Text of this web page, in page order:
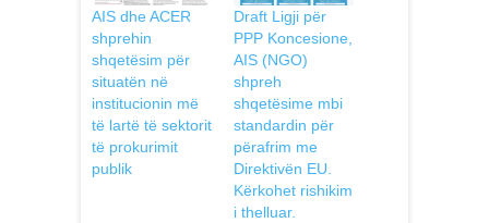
AIS dhe ACER
shprehin
shqetësim për
situatën në
institucionin më
të lartë të sektorit
të prokurimit
publik
Draft Ligji për
PPP Koncesione,
AIS (NGO)
shpreh
shqetësime mbi
standardin pёr
përafrim me
Direktivën EU.
Kërkohet rishikim
i thelluar.